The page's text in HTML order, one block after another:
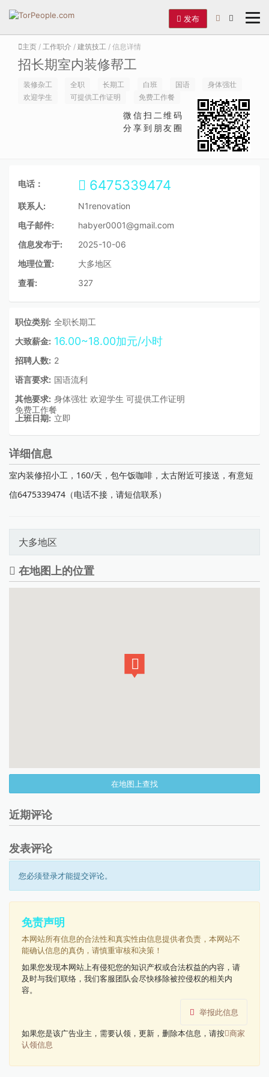
发布
主页 / 工作职介 / 建筑技工 / 信息详情
招长期室内装修帮工
装修杂工 全职 长期工 白班 国语
身体强壮
欢迎学生
可提供工作证明 免费工作餐
微信扫二维码
分享到朋友圈
电话： 6475339474
联系人:
N1renovation
电子邮件:
habyer0001@gmail.com
信息发布于:
2025-10-06
地理位置:
大多地区
查看:
327
职位类别: 全职长期工
大致薪金: 16.00~18.00加元/小时
招聘人数: 2
语言要求: 国语流利
其他要求: 身体强壮 欢迎学生 可提供工作证明
免费工作餐
上班日期: 立即
详细信息
室内装修招小工，160/天，包午饭咖啡，太古附近可接送，有意短
信6475339474（电话不接，请短信联系）
大多地区
在地图上的位置
在地图上查找
近期评论
发表评论
您必须登录才能提交评论。
免责声明
本网站所有信息的合法性和真实性由信息提供者负责，本网站不
能确认信息的真伪，请慎重审核和决策！
如果您发现本网站上有侵犯您的知识产权或合法权益的内容，请
及时与我们联络，我们客服团队会尽快移除被控侵权的相关内
容。
举报此信息
如果您是该广告业主，需要认领，更新，删除本信息，请按 商家
认领信息